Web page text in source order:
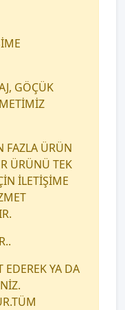
GÖÇÜK
FAZLA ÜRÜN
ÜRÜNÜ TEK
İLETİŞİME
EDEREK YA DA